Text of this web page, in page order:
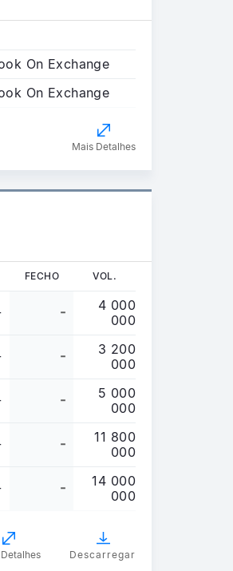
On Exchange
On Exchange
Mais Detalhes
FECHO VOL.
-
4 000
000
-
3 200
000
-
5 000
000
-
11 800
000
-
14 000
000
Descarregar